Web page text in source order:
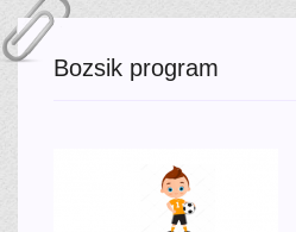
Bozsik program